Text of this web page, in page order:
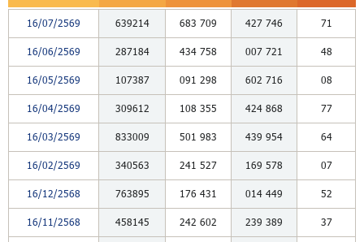
16/07/2569 639214 683 709 427 746 71
16/06/2569 287184 434 758 007 721 48
16/05/2569 107387 091 298 602 716 08
16/04/2569 309612 108 355 424 868 77
16/03/2569 833009 501 983 439 954 64
16/02/2569 340563 241 527 169 578 07
16/12/2568 763895 176 431 014 449 52
16/11/2568 458145 242 602 239 389 37